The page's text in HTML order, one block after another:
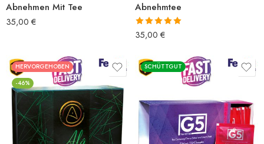
Abnehmen Mit Tee
35,00 €
Abnehmtee
Bewertet mit
35,00 €
HERVORGEHOBEN
-46%
SCHÜTTGUT